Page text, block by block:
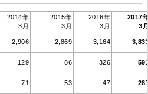
2014年
3月
2015年
3月
2016年
3月
2017
3
2,906 2,869 3,164
129 86 326
71 53 47